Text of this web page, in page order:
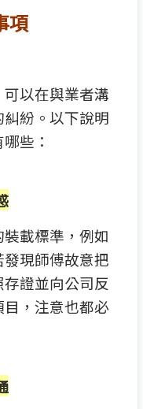
項
以在與業者溝
紛。以下說明
些：
載標準，例如
現師傅故意把
證並向公司反
，注意也都必